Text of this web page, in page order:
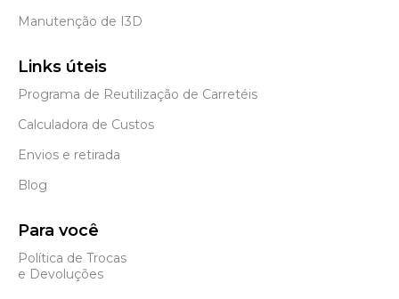
Manutenção de I3D
Links úteis
Programa de Reutilização de Carretéis
Calculadora de Custos
Envios e retirada
Blog
Para você
Política de Trocas
e Devoluções